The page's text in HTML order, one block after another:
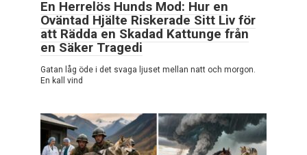
En Herrelös Hunds Mod: Hur en
Oväntad Hjälte Riskerade Sitt Liv för
att Rädda en Skadad Kattunge från
en Säker Tragedi
Gatan låg öde i det svaga ljuset mellan natt och morgon.
En kall vind